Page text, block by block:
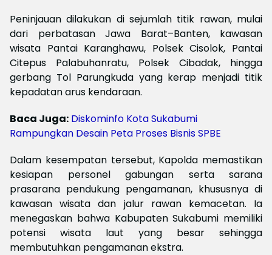
Peninjauan dilakukan di sejumlah titik rawan, mulai
dari perbatasan Jawa Barat–Banten, kawasan
wisata Pantai Karanghawu, Polsek Cisolok, Pantai
Citepus Palabuhanratu, Polsek Cibadak, hingga
gerbang Tol Parungkuda yang kerap menjadi titik
kepadatan arus kendaraan.
Baca Juga: Diskominfo Kota Sukabumi
Rampungkan Desain Peta Proses Bisnis SPBE
Dalam kesempatan tersebut, Kapolda memastikan
kesiapan personel gabungan serta sarana
prasarana pendukung pengamanan, khususnya di
kawasan wisata dan jalur rawan kemacetan. Ia
menegaskan bahwa Kabupaten Sukabumi memiliki
potensi wisata laut yang besar sehingga
membutuhkan pengamanan ekstra.